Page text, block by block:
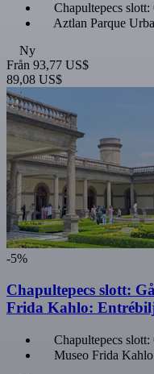
Chapultepecs
Aztlan Parque
Ny
Från 93,77 US$
89,08 US$
-5%
Chapultepecs slott:
Frida Kahlo:
Chapultepecs
Museo Frida